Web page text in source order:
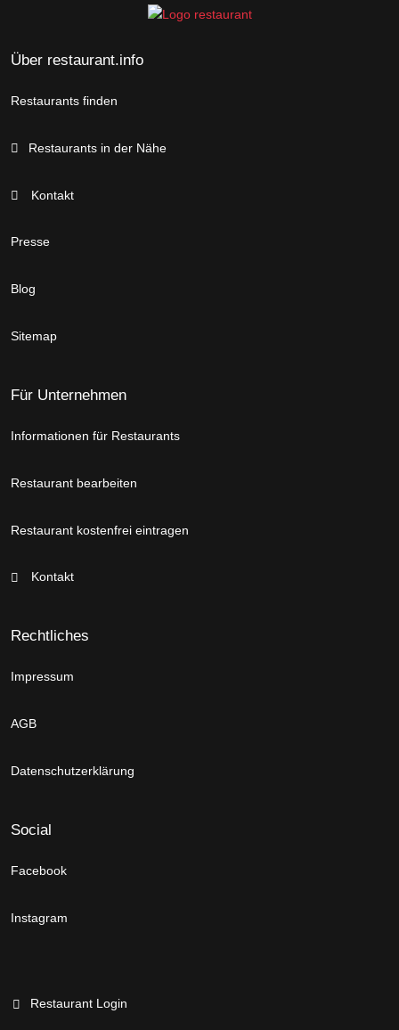
Über restaurant.info
Restaurants finden
Restaurants in der Nähe
Kontakt
Presse
Blog
Sitemap
Für Unternehmen
Informationen für Restaurants
Restaurant bearbeiten
Restaurant kostenfrei eintragen
Kontakt
Rechtliches
Impressum
AGB
Datenschutzerklärung
Social
Facebook
Instagram
Restaurant Login